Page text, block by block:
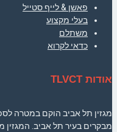
פאשן & לייף סטייל
בעלי מקצוע
משתלם
כדאי לקרוא
אודות TLVCT
מגזין תל אביב הוקם במטרה
מבקרים בעיר תל אביב. המגזין